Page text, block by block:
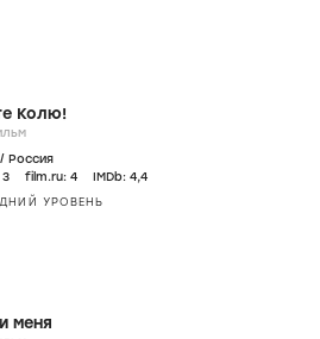
Колю!
/ Россия
3 film.ru: 4 IMDb: 4,4
УРОВЕНЬ
меня